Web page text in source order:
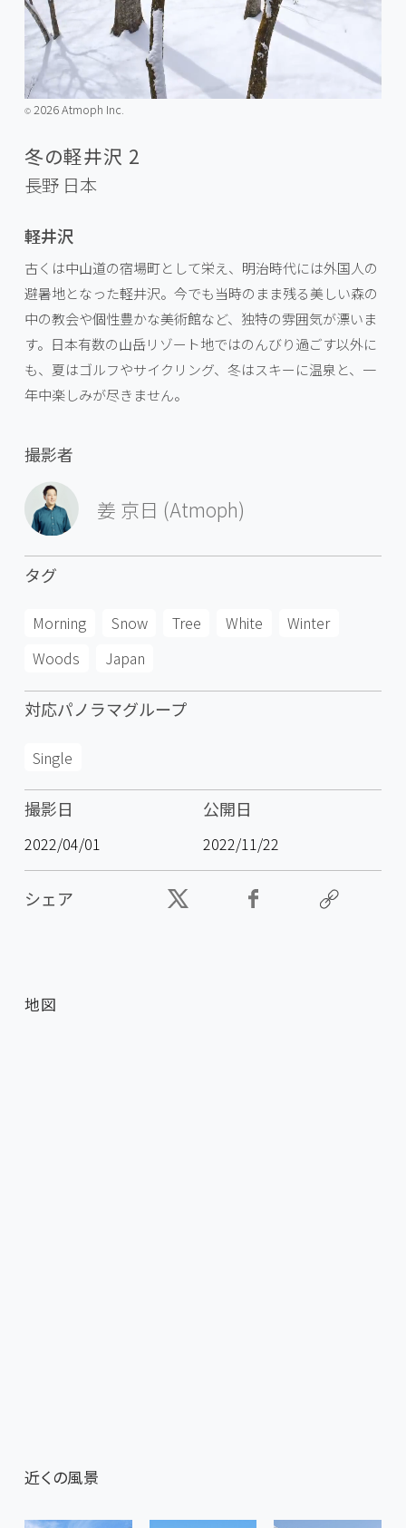
©️2026 Atmoph Inc.
冬の軽井沢 2
長野 日本
軽井沢
古くは中山道の宿場町として栄え、明治時代には外国人の
避暑地となった軽井沢。今でも当時のまま残る美しい森の
中の教会や個性豊かな美術館など、独特の雰囲気が漂いま
す。日本有数の山岳リゾート地ではのんびり過ごす以外に
も、夏はゴルフやサイクリング、冬はスキーに温泉と、一
年中楽しみが尽きません。
撮影者
姜 京日 (Atmoph)
タグ
Morning Snow Tree White
Winter
Woods
Japan
対応パノラマグループ
Single
撮影日
2022/04/01
公開日
2022/11/22
シェア
地図
近くの風景